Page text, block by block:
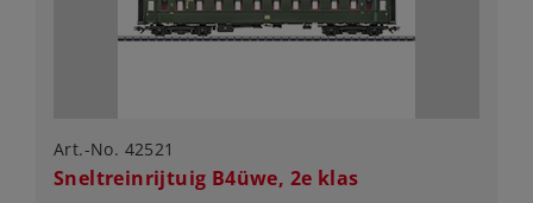
Art.-No. 42521
Sneltreinrijtuig B4üwe, 2e klas